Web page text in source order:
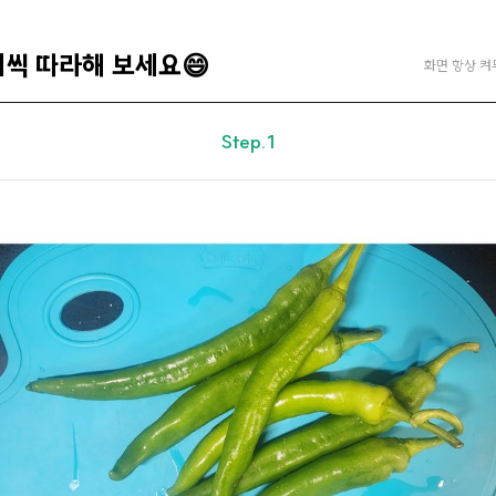
따라해 보세요😄 화면 항상 켜
Step.1